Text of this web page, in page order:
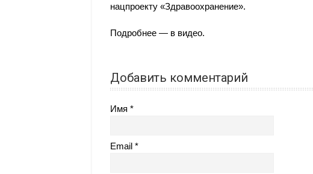
нацпроекту «Здравоохранение».
Подробнее — в видео.
Добавить комментарий
Имя
Email